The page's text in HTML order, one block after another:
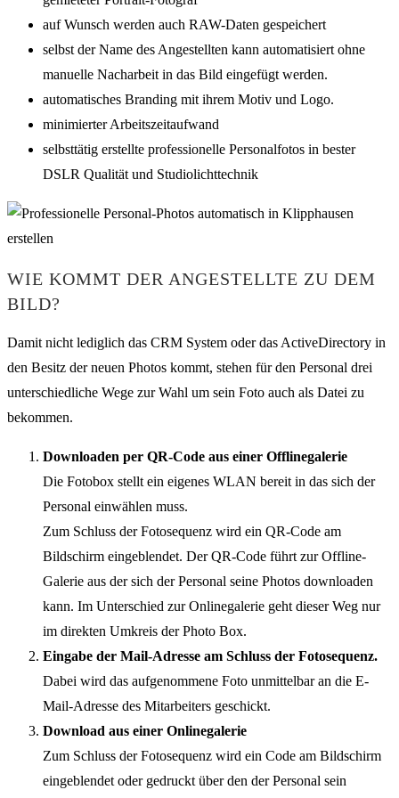
auf Wunsch werden auch RAW-Daten gespeichert
selbst der Name des Angestellten kann automatisiert ohne
manuelle Nacharbeit in das Bild eingefügt werden.
automatisches Branding mit ihrem Motiv und Logo.
minimierter Arbeitszeitaufwand
selbsttätig erstellte professionelle Personalfotos in bester
DSLR Qualität und Studiolichttechnik
WIE KOMMT DER ANGESTELLTE ZU DEM
BILD?
Damit nicht lediglich das CRM System oder das ActiveDirectory in
den Besitz der neuen Photos kommt, stehen für den Personal drei
unterschiedliche Wege zur Wahl um sein Foto auch als Datei zu
bekommen.
Downloaden per QR-Code aus einer Offlinegalerie
Die Fotobox stellt ein eigenes WLAN bereit in das sich der
Personal einwählen muss.
Zum Schluss der Fotosequenz wird ein QR-Code am
Bildschirm eingeblendet. Der QR-Code führt zur Offline-
Galerie aus der sich der Personal seine Photos downloaden
kann. Im Unterschied zur Onlinegalerie geht dieser Weg nur
im direkten Umkreis der Photo Box.
Eingabe der Mail-Adresse am Schluss der Fotosequenz.
Dabei wird das aufgenommene Foto unmittelbar an die E-
Mail-Adresse des Mitarbeiters geschickt.
Download aus einer Onlinegalerie
Zum Schluss der Fotosequenz wird ein Code am Bildschirm
eingeblendet oder gedruckt über den der Personal sein